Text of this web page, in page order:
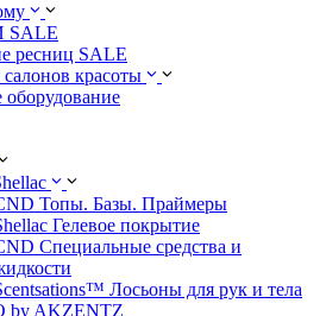
ресниц SALE
красоты
Топы. Базы. Праймеры
Гелевое покрытие
Специальные средства и
Лосьоны для рук и тела
by AKZENTZ